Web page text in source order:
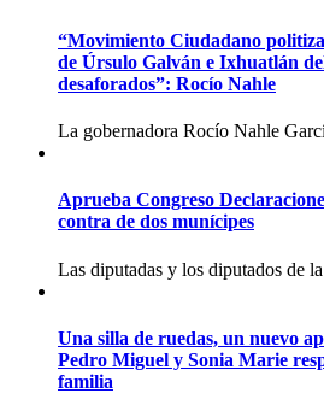
“Movimiento Ciudadano
de Úrsulo Galván e Ixhuatlán
desaforados”: Rocío Nahle
La gobernadora Rocío Nahle
Aprueba Congreso
contra de dos munícipes
Las diputadas y los diputados de
Una silla de ruedas, un nuevo
Pedro Miguel y Sonia Marie
familia